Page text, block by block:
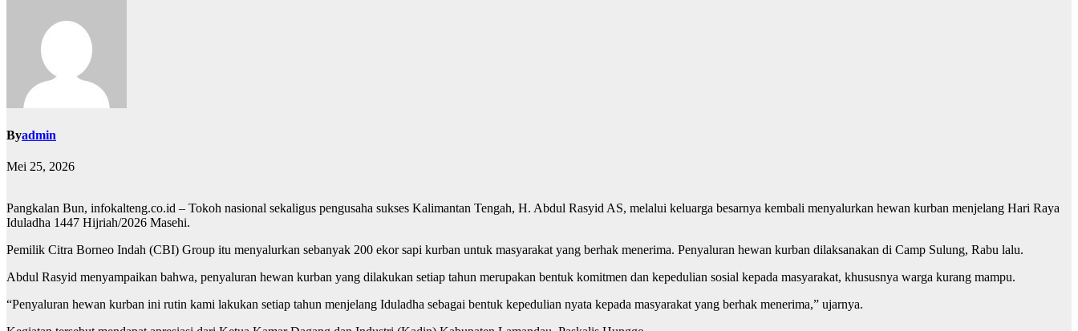
Byadmin
Mei 25, 2026
Pangkalan Bun, infokalteng.co.id – Tokoh nasional sekaligus pengusaha sukses Kalimantan Tengah, H. Abdul Rasyid AS, melalui keluarga besarnya kembali menyalurkan hewan kurban menjelang Hari Raya
Iduladha 1447 Hijriah/2026 Masehi.
Pemilik Citra Borneo Indah (CBI) Group itu menyalurkan sebanyak 200 ekor sapi kurban untuk masyarakat yang berhak menerima. Penyaluran hewan kurban dilaksanakan di Camp Sulung, Rabu lalu.
Abdul Rasyid menyampaikan bahwa, penyaluran hewan kurban yang dilakukan setiap tahun merupakan bentuk komitmen dan kepedulian sosial kepada masyarakat, khususnya warga kurang mampu.
“Penyaluran hewan kurban ini rutin kami lakukan setiap tahun menjelang Iduladha sebagai bentuk kepedulian nyata kepada masyarakat yang berhak menerima,” ujarnya.